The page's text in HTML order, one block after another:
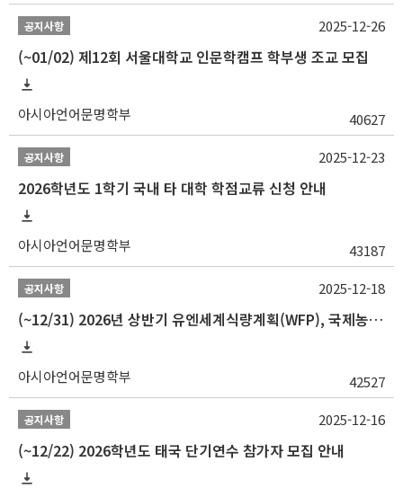
공지사항
(~01/02) 제12회 서울대학교 인문학캠프 학부생 조교 모집
아시아언어문명학부 40627
2025-12-26
공지사항
2026학년도 1학기 국내 타 대학 학점교류 신청 안내
아시아언어문명학부 43187
2025-12-23
공지사항
(~12/31) 2026년 상반기 유엔세계식량계획(WFP), 국제농업개발기금(IFAD) 및 유엔아동기금(UNICEF) 인턴십 프로그램 참가자 모집
아시아언어문명학부 42527
2025-12-18
공지사항
(~12/22) 2026학년도 태국 단기연수 참가자 모집 안내
2025-12-16